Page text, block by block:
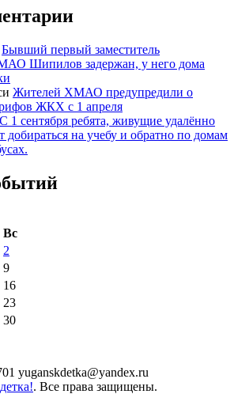
Бывший первый заместитель
Шипилов задержан, у него дома
Жителей ХМАО предупредили о
ЖКХ с 1 апреля
С 1 сентября ребята, живущие удалённо
добираться на учебу и обратно по домам
Вс
2
9
16
23
30
yuganskdetka@yandex.ru
. Все права защищены.